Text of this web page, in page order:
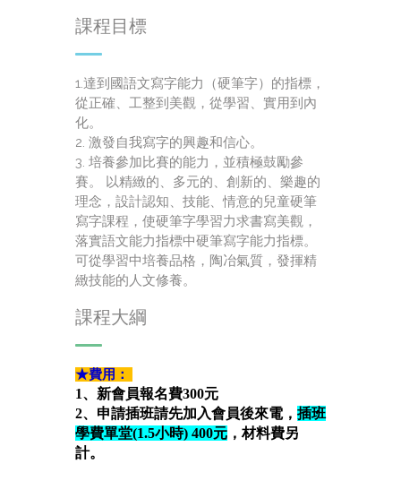
課程目標
1.達到國語文寫字能力（硬筆字）的指標，
從正確、工整到美觀，從學習、實用到內
化。
2. 激發自我寫字的興趣和信心。
3. 培養參加比賽的能力，並積極鼓勵參
賽。 以精緻的、多元的、創新的、樂趣的
理念，設計認知、技能、情意的兒童硬筆
寫字課程，使硬筆字學習力求書寫美觀，
落實語文能力指標中硬筆寫字能力指標。
可從學習中培養品格，陶冶氣質，發揮精
緻技能的人文修養。
課程大綱
★費用：
1、新會員報名費300元
2、申請插班請先加入會員後來電， 插班
學費單堂(1.5小時) 400元 ，材料費另
計。